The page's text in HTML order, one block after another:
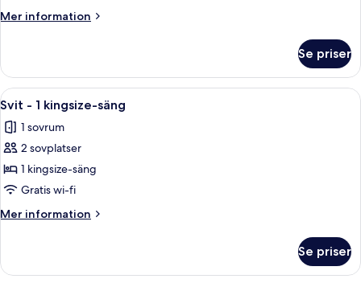
säng
Mer information
Mer
-
kingsize-
Se priser
Öppna
alla
foton
för
Svit
-
1
kingsize-
Ett sovrum med en stor säng,
6
Svit - 1 kingsize-säng
1 sovrum
2 sovplatser
1 kingsize-säng
Gratis wi-fi
Mer information
Mer
-
Se priser